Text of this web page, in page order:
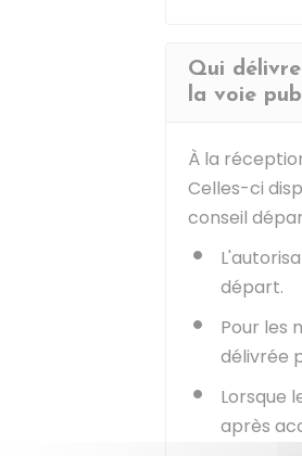
Qui
la voie
À la
Celles-ci
conseil
départ.
Pour les
délivrée
Lorsque
après